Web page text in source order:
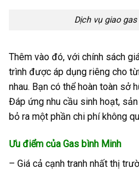
Dịch vụ giao
Thêm vào đó, với chính sách
trình được áp dụng riêng cho
nhau. Bạn có thể hoàn toàn sở
Đáp ứng nhu cầu sinh hoạt,
bỏ ra một phần chi phí không
Ưu điểm của Gas bình Minh
– Giá cả cạnh tranh nhất thị